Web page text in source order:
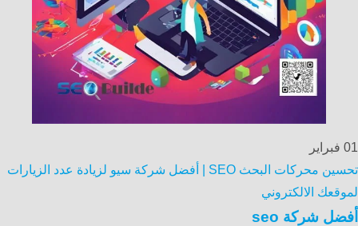
01 فبراير
تحسين محركات البحث SEO | أفضل شركة سيو لزيادة عدد الزيارات
لموقعك الالكتروني
أفضل شركة seo